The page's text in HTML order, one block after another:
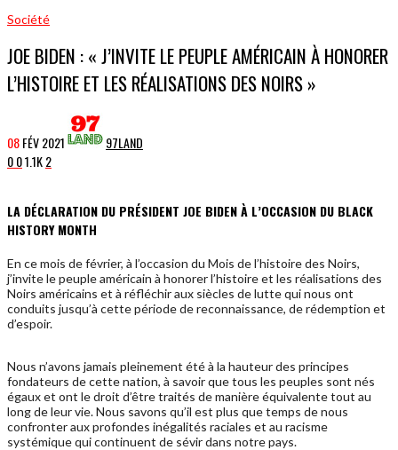
Société
JOE BIDEN : « J’INVITE LE PEUPLE AMÉRICAIN À HONORER
L’HISTOIRE ET LES RÉALISATIONS DES NOIRS »
08FÉV2021
97LAND
001.1K2
LA DÉCLARATION DU PRÉSIDENT JOE BIDEN À L’OCCASION DU BLACK
HISTORY MONTH
En ce mois de février, à l’occasion du Mois de l’histoire des Noirs,
j’invite le peuple américain à honorer l’histoire et les réalisations des
Noirs américains et à réfléchir aux siècles de lutte qui nous ont
conduits jusqu’à cette période de reconnaissance, de rédemption et
d’espoir.
Nous n’avons jamais pleinement été à la hauteur des principes
fondateurs de cette nation, à savoir que tous les peuples sont nés
égaux et ont le droit d’être traités de manière équivalente tout au
long de leur vie. Nous savons qu’il est plus que temps de nous
confronter aux profondes inégalités raciales et au racisme
systémique qui continuent de sévir dans notre pays.